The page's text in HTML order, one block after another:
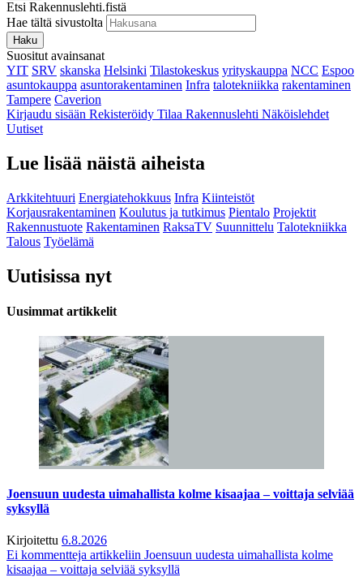
Etsi Rakennuslehti.fistä
Hae tältä sivustolta
Haku
Suositut avainsanat
YIT SRV skanska Helsinki Tilastokeskus yrityskauppa NCC Espoo
asuntokauppa asuntorakentaminen Infra talotekniikka rakentaminen
Tampere Caverion
Kirjaudu sisään Rekisteröidy Tilaa Rakennuslehti Näköislehdet
Uutiset
Lue lisää näistä aiheista
Arkkitehtuuri Energiatehokkuus Infra Kiinteistöt
Korjausrakentaminen Koulutus ja tutkimus Pientalo Projektit
Rakennustuote Rakentaminen RaksaTV Suunnittelu Talotekniikka
Talous Työelämä
Uutisissa nyt
Uusimmat artikkelit
Joensuun uudesta uimahallista kolme kisaajaa – voittaja selviää
syksyllä
Kirjoitettu 6.8.2026
Ei kommentteja artikkeliin Joensuun uudesta uimahallista kolme
kisaajaa – voittaja selviää syksyllä